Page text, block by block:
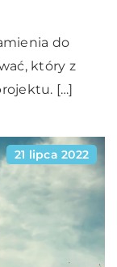
do
który z
[…]
21 lipca 2022